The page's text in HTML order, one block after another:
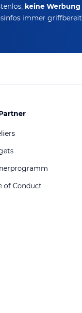
keine Werbung
immer griffbereit
of Conduct